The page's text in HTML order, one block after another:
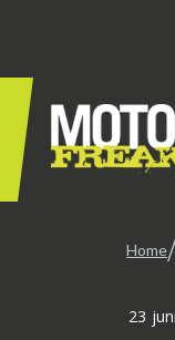
Home/
23